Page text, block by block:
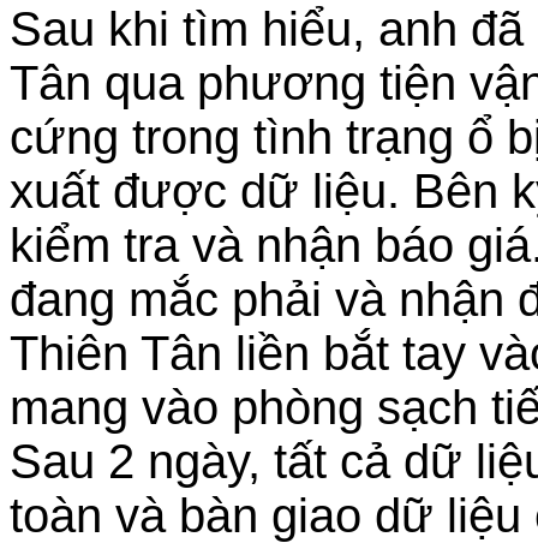
Sau khi tìm hiểu, anh
Tân qua phương tiện
cứng trong tình trạng ổ
xuất được dữ liệu. Bên
kiểm tra và nhận báo
đang mắc phải và nhận
Thiên Tân liền bắt tay
mang vào phòng sạch
Sau 2 ngày, tất cả dữ
toàn và bàn giao dữ